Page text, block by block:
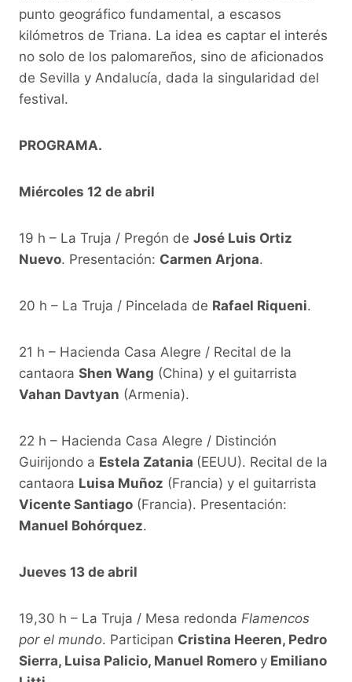
punto geográfico fundamental, a escasos
kilómetros de Triana. La idea es captar el interés
no solo de los palomareños, sino de aficionados
de Sevilla y Andalucía, dada la singularidad del
festival.
PROGRAMA.
Miércoles 12 de abril
19 h – La Truja / Pregón de José Luis Ortiz
Nuevo. Presentación: Carmen Arjona.
20 h – La Truja / Pincelada de Rafael Riqueni.
21 h – Hacienda Casa Alegre / Recital de la
cantaora Shen Wang (China) y el guitarrista
Vahan Davtyan (Armenia).
22 h – Hacienda Casa Alegre / Distinción
Guirijondo a Estela Zatania (EEUU). Recital de la
cantaora Luisa Muñoz (Francia) y el guitarrista
Vicente Santiago (Francia). Presentación:
Manuel Bohórquez.
Jueves 13 de abril
19,30 h – La Truja / Mesa redonda Flamencos
por el mundo. Participan Cristina Heeren, Pedro
Sierra, Luisa Palicio, Manuel Romero y Emiliano